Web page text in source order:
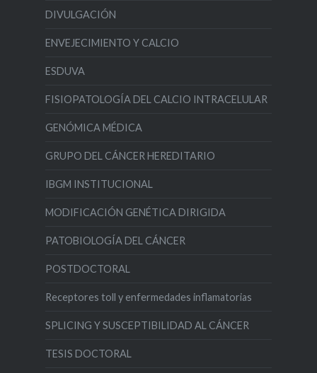
DIVULGACIÓN
ENVEJECIMIENTO Y CALCIO
ESDUVA
FISIOPATOLOGÍA DEL CALCIO INTRACELULAR
GENÓMICA MÉDICA
GRUPO DEL CÁNCER HEREDITARIO
IBGM INSTITUCIONAL
MODIFICACIÓN GENÉTICA DIRIGIDA
PATOBIOLOGÍA DEL CÁNCER
POSTDOCTORAL
Receptores toll y enfermedades inflamatorias
SPLICING Y SUSCEPTIBILIDAD AL CÁNCER
TESIS DOCTORAL